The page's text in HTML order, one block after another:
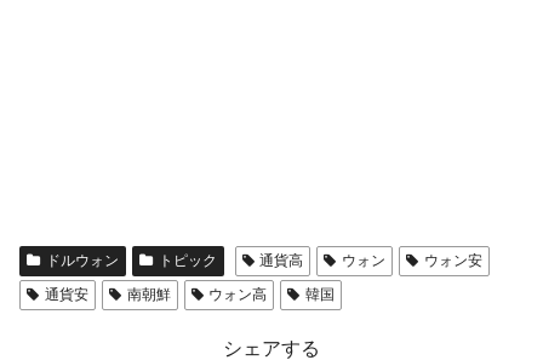
ドルウォン トピック 通貨高 ウォン
ウォン安
通貨安
南朝鮮 ウォン高 韓国
シェアする